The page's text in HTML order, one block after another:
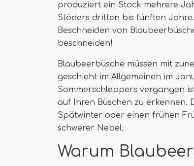
produziert ein Stock mehrere
Stöders dritten bis fünften
Beschneiden von
beschneiden!
Blaubeerbüsche müssen mit
geschieht im Allgemeinen im
Sommerschleppers vergangen
auf Ihren Büschen zu erkennen.
Spätwinter oder einen frühen
schwerer Nebel.
Warum